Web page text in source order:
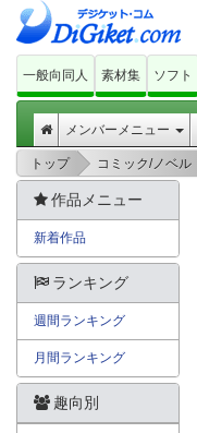
一般向同人 素材集 ソフト
メンバーメニュー
トップ > コミック/ノベル
作品メニュー
新着作品
ランキング
週間ランキング
月間ランキング
趣向別